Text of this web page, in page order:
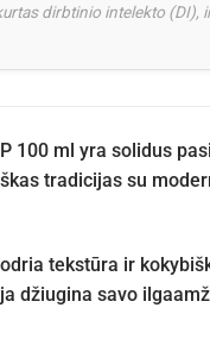
dirbtinio intelekto (DI),
100 ml yra solidus
tradicijas su
tekstūra ir
džiugina savo